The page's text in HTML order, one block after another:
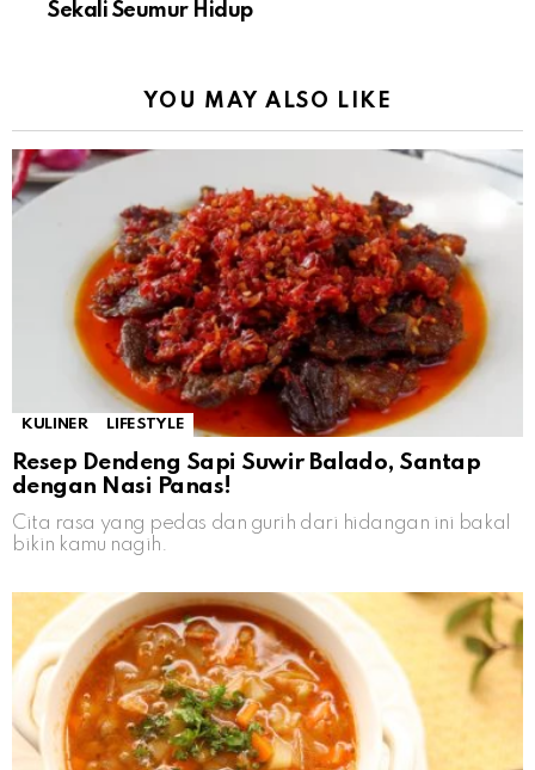
Sekali Seumur Hidup
YOU MAY ALSO LIKE
KULINER LIFESTYLE
Resep Dendeng Sapi Suwir Balado, Santap
dengan Nasi Panas!
Cita rasa yang pedas dan gurih dari hidangan ini bakal
bikin kamu nagih.